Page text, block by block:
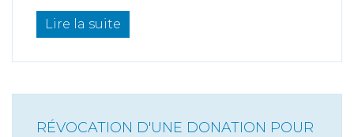
Lire la suite
RÉVOCATION D'UNE DONATION POUR